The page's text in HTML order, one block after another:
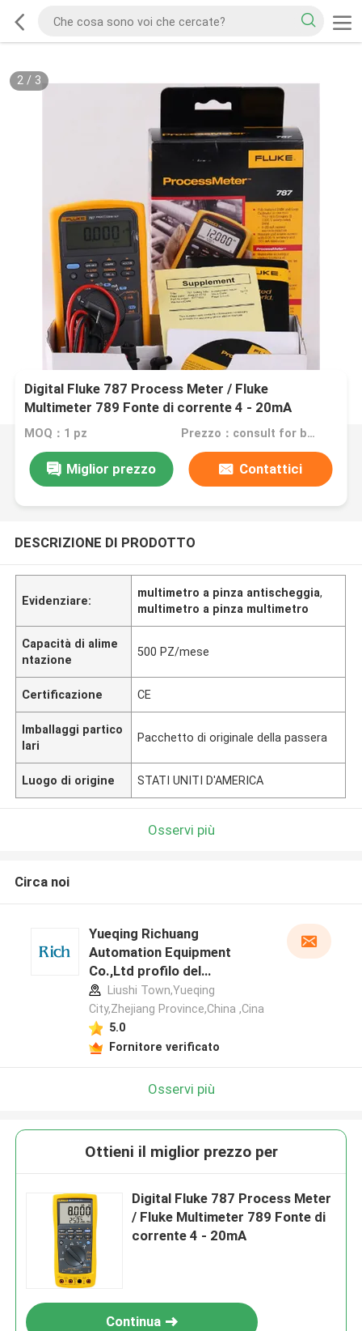
2/ 3
Digital Fluke 787 Process Meter / Fluke
Multimeter 789 Fonte di corrente 4 - 20mA
MOQ：1 pz Prezzo：consult for best discount
Miglior prezzo Contattici
DESCRIZIONE DI PRODOTTO
Evidenziare:
multimetro a pinza antischeggia,
multimetro a pinza multimetro
Capacità di alime
ntazione
500 PZ/mese
Certificazione CE
Imballaggi partico
lari
Pacchetto di originale della passera
Luogo di origine STATI UNITI D'AMERICA
Osservi più
Circa noi
Yueqing Richuang
Automation Equipment
Co.,Ltd profilo del
produttore
Liushi Town,Yueqing
City,Zhejiang Province,China ,Cina
5.0
Fornitore verificato
Osservi più
Ottieni il miglior prezzo per
Digital Fluke 787 Process Meter
/ Fluke Multimeter 789 Fonte di
corrente 4 - 20mA
Continua